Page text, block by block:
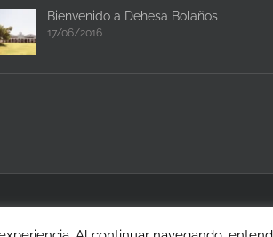
Bienvenido a Dehesa Bolaños
17/06/2016